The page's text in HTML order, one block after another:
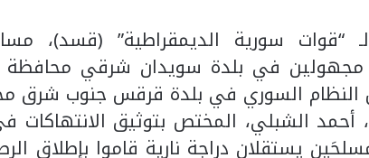
“قوات سورية الديمقراطية” (قسد)،
في بلدة سويدان شرقي محافظة
السوري في بلدة قرقس جنوب شرق
أحمد الشبلي، المختص بتوثيق الانتهاكات
مسلحَين يستقلان دراجة نارية قاموا بإطلاق